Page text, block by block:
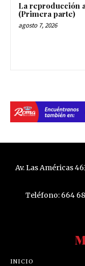
La reproducción
(Primera parte)
agosto 7, 2026
Av. Las Américas
Teléfono: 664
INICIO